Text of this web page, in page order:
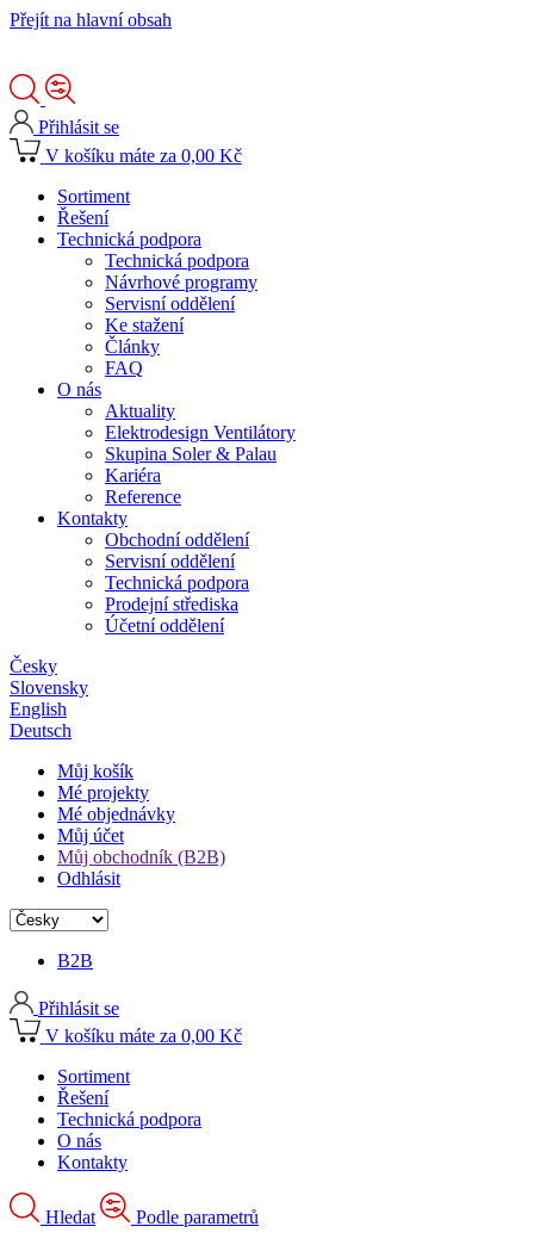
Přejít na hlavní obsah
Přihlásit se
V košíku máte za 0,00 Kč
Sortiment
Řešení
Technická podpora
Technická podpora
Návrhové programy
Servisní oddělení
Ke stažení
Články
FAQ
O nás
Aktuality
Elektrodesign Ventilátory
Skupina Soler & Palau
Kariéra
Reference
Kontakty
Obchodní oddělení
Servisní oddělení
Technická podpora
Prodejní střediska
Účetní oddělení
Česky
Slovensky
English
Deutsch
Můj košík
Mé projekty
Mé objednávky
Můj účet
Můj obchodník (B2B)
Odhlásit
B2B
Přihlásit se
V košíku máte za 0,00 Kč
Sortiment
Řešení
Technická podpora
O nás
Kontakty
Hledat Podle parametrů